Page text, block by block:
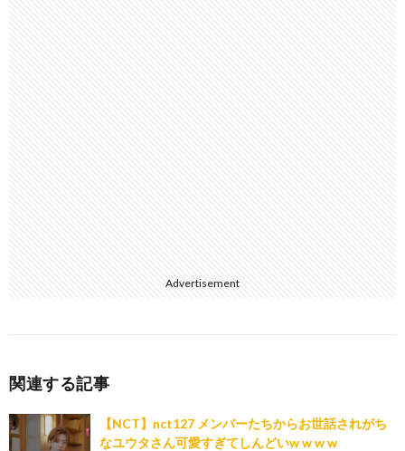
Advertisement
関連する記事
【NCT】nct127 メンバーたちからお世話されがち
なユウタさん可愛すぎてしんどいw w w w